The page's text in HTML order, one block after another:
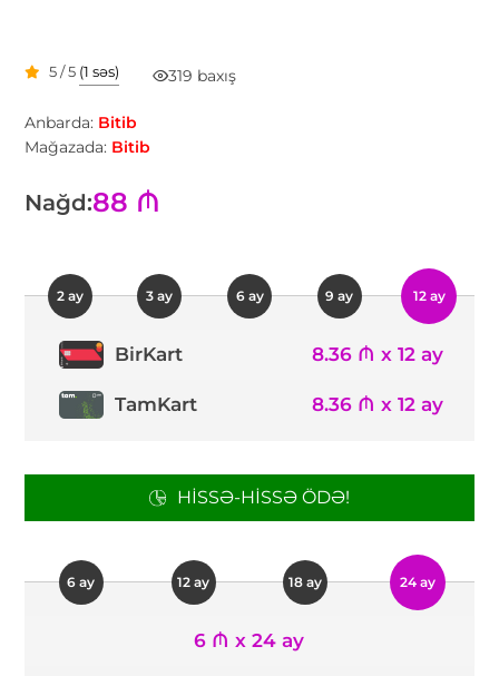
5 / 5 (1 səs) 319 baxış
Anbarda: Bitib
Mağazada: Bitib
Nağd:88 ₼
2 ay 3 ay 6 ay 9 ay 12 ay
BirKart 8.36 ₼ x 12 ay
TamKart 8.36 ₼ x 12 ay
HISSƏ-HISSƏ ÖDƏ!
6 ay 12 ay 18 ay 24 ay
6 ₼ x 24 ay